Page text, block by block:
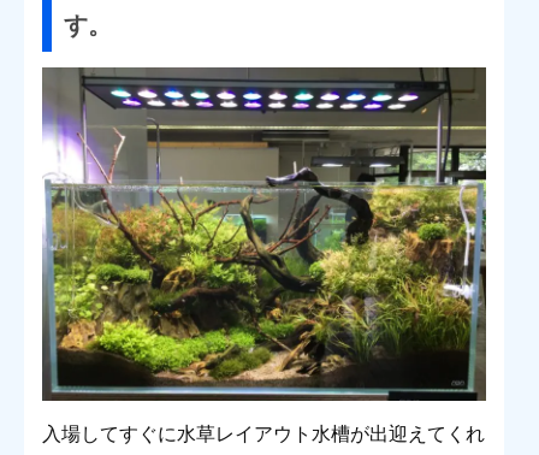
す。
入場してすぐに水草レイアウト水槽が出迎えてくれ